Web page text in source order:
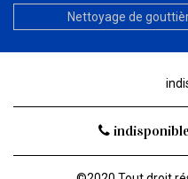
Nettoyage de
indisponible